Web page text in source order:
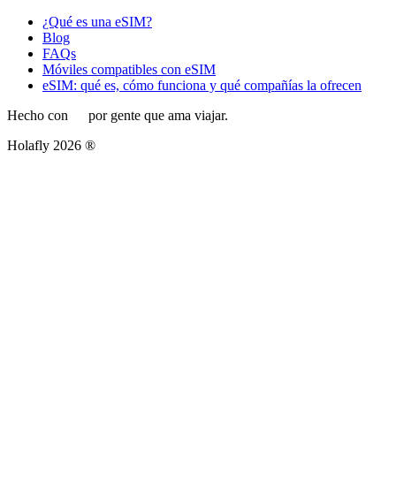
¿Qué es una eSIM?
Blog
FAQs
Móviles compatibles con eSIM
eSIM: qué es, cómo funciona y qué compañías la ofrecen
Hecho con
por gente que ama viajar.
Holafly 2026 ®